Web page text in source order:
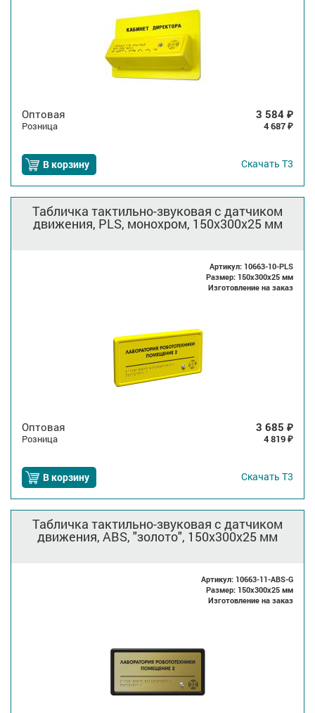
Оптовая 3 584 ₽
Розница 4 687 ₽
В корзину Скачать Т3
Табличка тактильно-звуковая с датчиком
движения, PLS, монохром, 150x300x25 мм
Артикул: 10663-10-PLS
Размер: 150x300x25 мм
Изготовление на заказ
Оптовая 3 685 ₽
Розница 4 819 ₽
В корзину Скачать Т3
Табличка тактильно-звуковая с датчиком
движения, ABS, "золото", 150x300x25 мм
Артикул: 10663-11-ABS-G
Размер: 150x300x25 мм
Изготовление на заказ